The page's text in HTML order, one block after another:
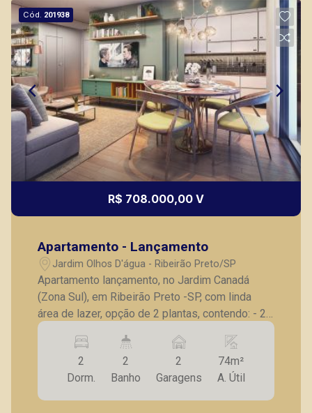
Cód. 201938
R$ 708.000,00 V
Apartamento - Lançamento
Jardim Olhos D'água - Ribeirão Preto/SP
Apartamento lançamento, no Jardim Canadá
(Zona Sul), em Ribeirão Preto -SP, com linda
área de lazer, opção de 2 plantas, contendo: - 2
dormitórios, sendo 1 suíte; - Sala 2 ambientes; -
Banheiro social; - Cozinha; - Lavanderia; -
Varanda gourmet; - Laje técnica; - 2 vagas de
garagem. - Fotos do decorado. * Entrega
prevista para Fevereiro de 2024. *Consultar
2
Dorm.
2
Banho
2
Garagens
74m²
A. Útil